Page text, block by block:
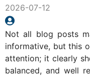
2026-07-12
Not all blog posts
informative, but this
attention; it clearly
balanced, and well